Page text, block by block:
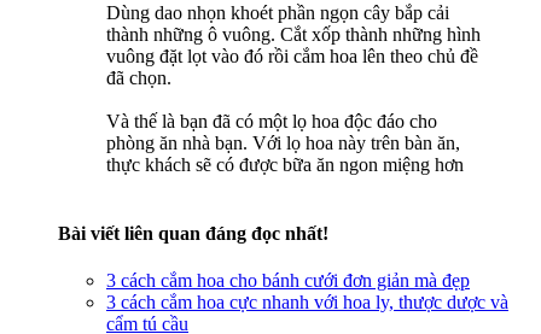
Dùng dao nhọn khoét phần ngọn cây bắp cải
thành những ô vuông. Cắt xốp thành những hình
vuông đặt lọt vào đó rồi cắm hoa lên theo chủ đề
đã chọn.
Và thế là bạn đã có một lọ hoa độc đáo cho
phòng ăn nhà bạn. Với lọ hoa này trên bàn ăn,
thực khách sẽ có được bữa ăn ngon miệng hơn
Bài viết liên quan đáng đọc nhất!
3 cách cắm hoa cho bánh cưới đơn giản mà đẹp
3 cách cắm hoa cực nhanh với hoa ly, thược dược và
cẩm tú cầu